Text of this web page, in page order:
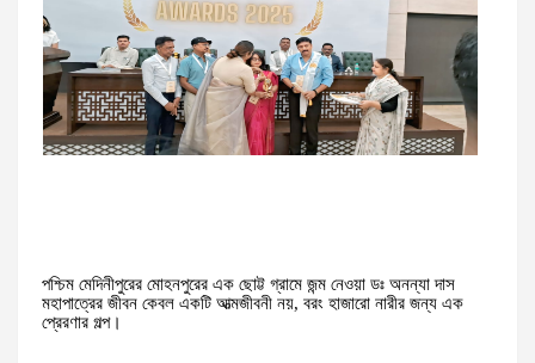
পশ্চিম মেদিনীপুরের মোহনপুরের এক ছোট্ট গ্রামে জন্ম নেওয়া ডঃ অনন্যা দাস
মহাপাত্রের জীবন কেবল একটি আত্মজীবনী নয়, বরং হাজারো নারীর জন্য এক
প্রেরণার গল্প।